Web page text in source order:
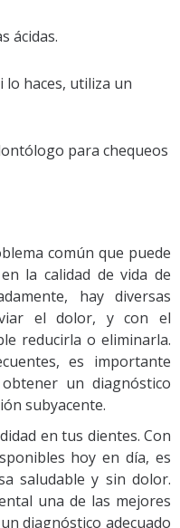
ácidas.
lo haces, utiliza un
para chequeos
común que puede
la calidad de vida de
hay diversas
el dolor, y con el
reducirla o eliminarla.
es importante
un diagnóstico
subyacente.
en tus dientes. Con
hoy en día, es
saludable y sin dolor.
una de las mejores
diagnóstico adecuado